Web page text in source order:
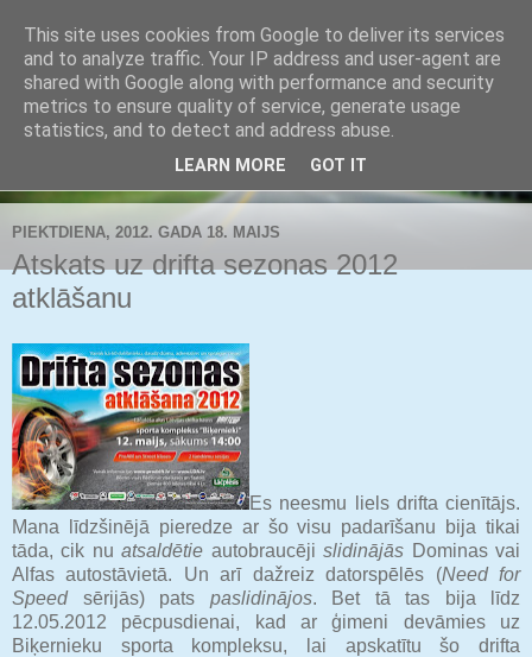
Buldozers.Lv
Subjektīvi par svarīgāko.
PIEKTDIENA, 2012. GADA 18. MAIJS
Atskats uz drifta sezonas 2012
atklāšanu
Es neesmu liels drifta cienītājs.
Mana līdzšinējā pieredze ar šo visu padarīšanu bija tikai
tāda, cik nuatsaldētie autobraucējislidinājās Dominas vai
Alfas autostāvietā. Un arī dažreiz datorspēlēs (Need for
Speed sērijās) pats paslidinājos. Bet tā tas bija līdz
12.05.2012 pēcpusdienai, kad ar ģimeni devāmies uz
Biķernieku sporta kompleksu, lai apskatītu šo drifta
This site uses cookies from Google to deliver its services
and to analyze traffic. Your IP address and user-agent are
shared with Google along with performance and security
metrics to ensure quality of service, generate usage
statistics, and to detect and address abuse.
LEARN MORE GOT IT